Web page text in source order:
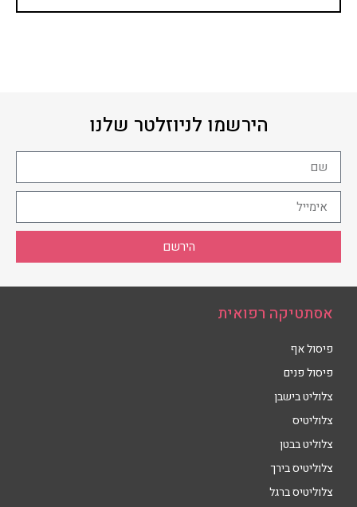
הירשמו לניוזלטר שלנו
הירשם
אסתטיקה רפואית
פיסול אף
פיסול פנים
צלוליט בישבן
צלוליטיס
צלוליט בבטן
צלוליטיס בירך
צלוליטיס ברגל